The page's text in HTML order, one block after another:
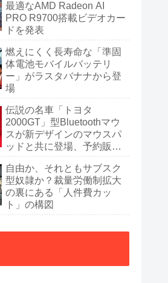
最適なAMD Radeon AI
PRO R9700搭載ビデオカー
ドを発表
燃えにくく長寿命な「準固
体電池モバイルバッテリ
ー」がラスタバナナから登
場
伝説の名車「トヨタ
2000GT」型Bluetoothマウ
スが新デザインのマウスパ
ッドと共に登場、予約販売
自由か、それともサブスク
型奴隷か？裁量労働制拡大
の裏にある「人件費カッ
ト」の構図